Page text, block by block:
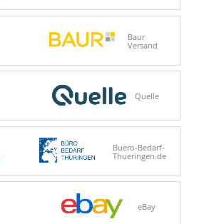
Baur
Versand
Quelle
Buero-Bedarf-
Thueringen.de
eBay